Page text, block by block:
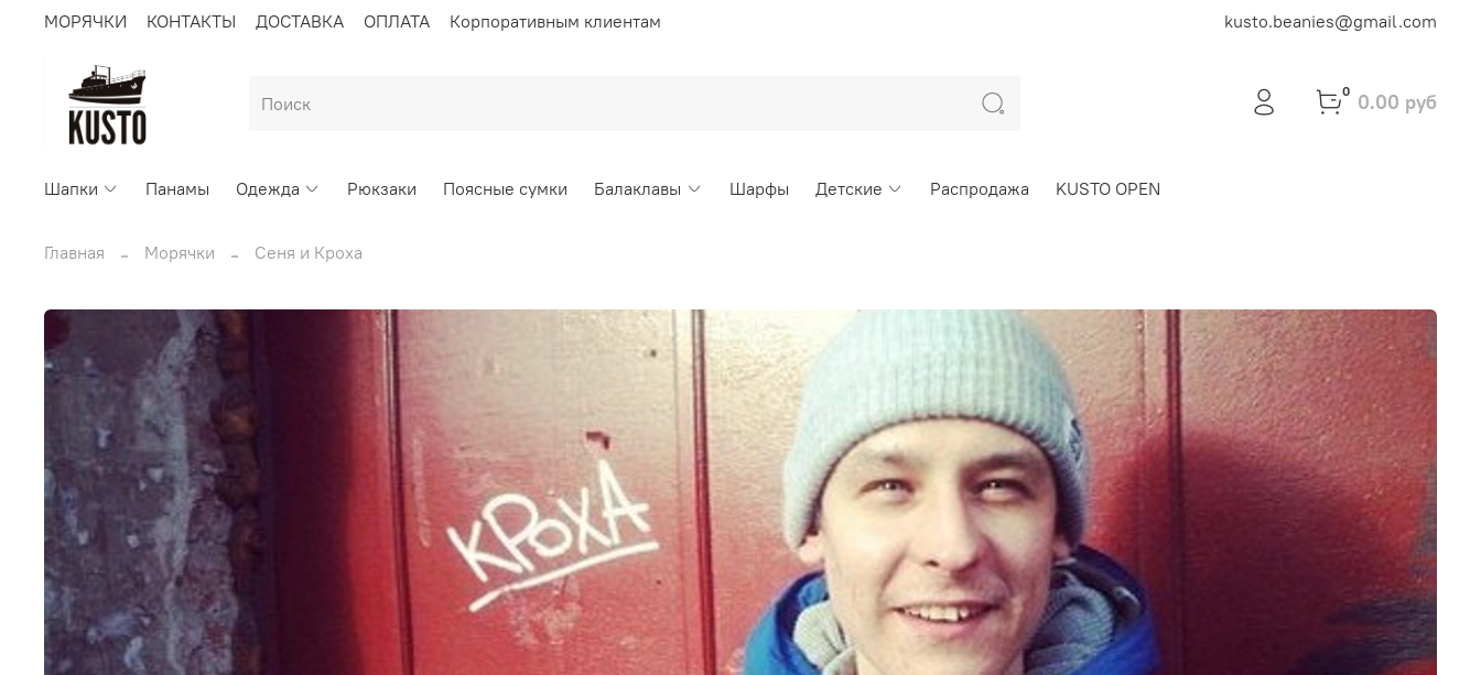
МОРЯЧКИ КОНТАКТЫ ДОСТАВКА ОПЛАТА Корпоративным клиентам kusto.beanies@gmail.com
0 0.00 руб
Шапки Панамы Одежда Рюкзаки Поясные сумки Балаклавы Шарфы Детские Распродажа KUSTO OPEN
Главная Морячки Сеня и Кроха